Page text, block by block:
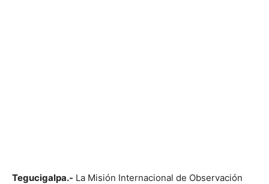
Tegucigalpa.- La Misión Internacional de Observación